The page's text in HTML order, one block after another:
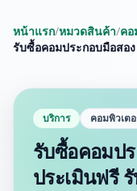
หน้าแรก/หมวดสินค้า/คอ
รับซื้อคอมประกอบมือสอ
บริการ คอมพิวเต
รับซื้อคอมป
ประเมินฟรี